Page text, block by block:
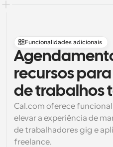
Funcionalidades adicionais
recursos
de trabalhos
Cal.com oferece
elevar a experiência de
de trabalhadores gig e
freelance.